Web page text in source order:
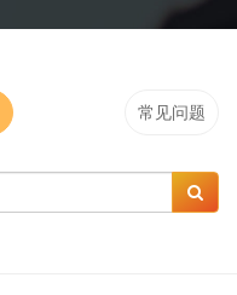
常见问题